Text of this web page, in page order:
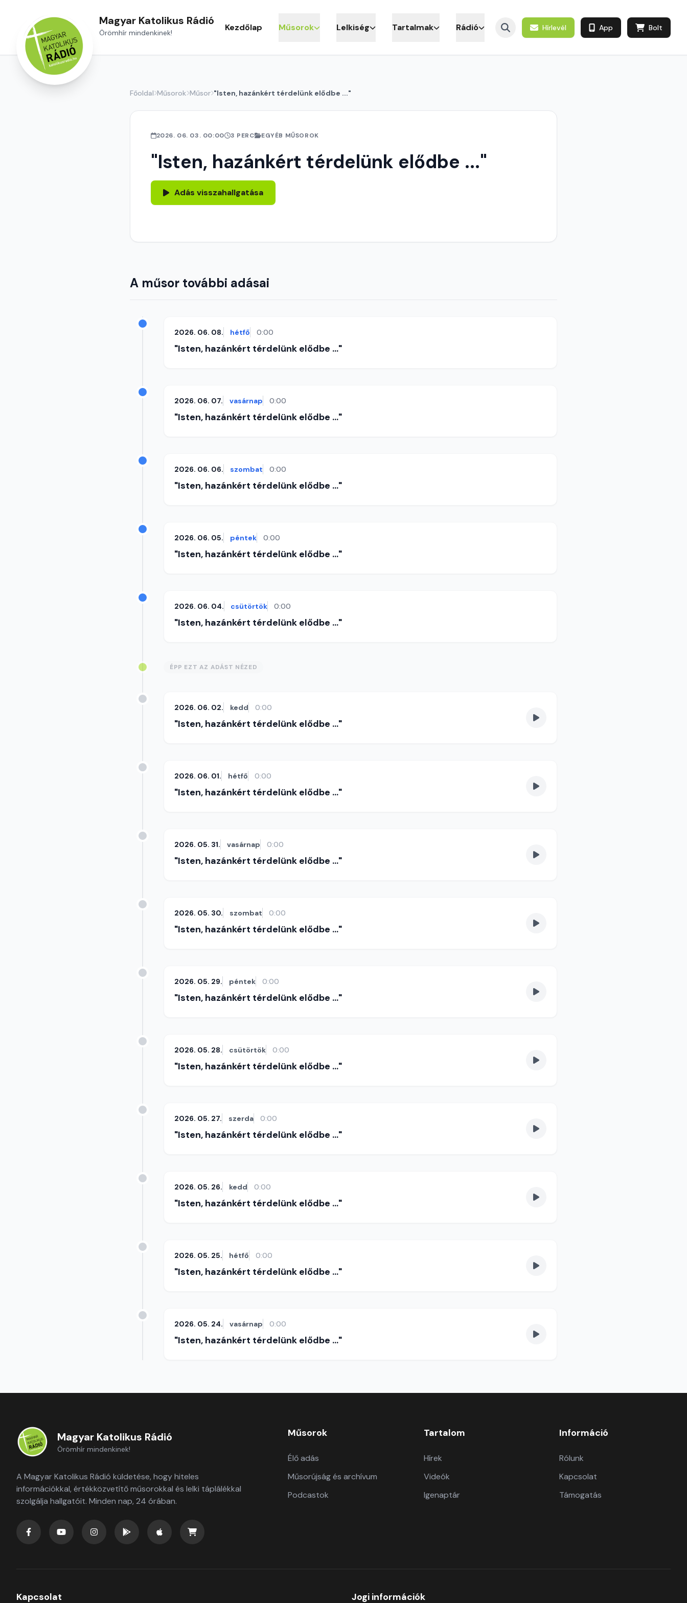
Magyar Katolikus Rádió
Örömhír mindenkinek! Kezdőlap Műsorok Lelkiség Tartalmak Rádió Hírlevél App Bolt
Főoldal Műsorok Műsor "Isten, hazánkért térdelünk elődbe ..."
2026. 06. 03. 00:00 3 PERC EGYÉB MŰSOROK
"Isten, hazánkért térdelünk elődbe ..."
Adás visszahallgatása
A műsor további adásai
2026. 06. 08. hétfő 0:00
"Isten, hazánkért térdelünk elődbe ..."
2026. 06. 07. vasárnap 0:00
"Isten, hazánkért térdelünk elődbe ..."
2026. 06. 06. szombat 0:00
"Isten, hazánkért térdelünk elődbe ..."
2026. 06. 05. péntek 0:00
"Isten, hazánkért térdelünk elődbe ..."
2026. 06. 04. csütörtök 0:00
"Isten, hazánkért térdelünk elődbe ..."
ÉPP EZT AZ ADÁST NÉZED
2026. 06. 02. kedd 0:00
"Isten, hazánkért térdelünk elődbe ..."
2026. 06. 01. hétfő 0:00
"Isten, hazánkért térdelünk elődbe ..."
2026. 05. 31. vasárnap 0:00
"Isten, hazánkért térdelünk elődbe ..."
2026. 05. 30. szombat 0:00
"Isten, hazánkért térdelünk elődbe ..."
2026. 05. 29. péntek 0:00
"Isten, hazánkért térdelünk elődbe ..."
2026. 05. 28. csütörtök 0:00
"Isten, hazánkért térdelünk elődbe ..."
2026. 05. 27. szerda 0:00
"Isten, hazánkért térdelünk elődbe ..."
2026. 05. 26. kedd 0:00
"Isten, hazánkért térdelünk elődbe ..."
2026. 05. 25. hétfő 0:00
"Isten, hazánkért térdelünk elődbe ..."
2026. 05. 24. vasárnap 0:00
"Isten, hazánkért térdelünk elődbe ..."
Magyar Katolikus Rádió
Örömhír mindenkinek!
A Magyar Katolikus Rádió küldetése, hogy hiteles
információkkal, értékközvetítő műsorokkal és lelki táplálékkal
szolgálja hallgatóit. Minden nap, 24 órában.
Műsorok
Élő adás
Műsorújság és archívum
Podcastok
Tartalom
Hírek
Videók
Igenaptár
Információ
Rólunk
Kapcsolat
Támogatás
Kapcsolat Jogi információk